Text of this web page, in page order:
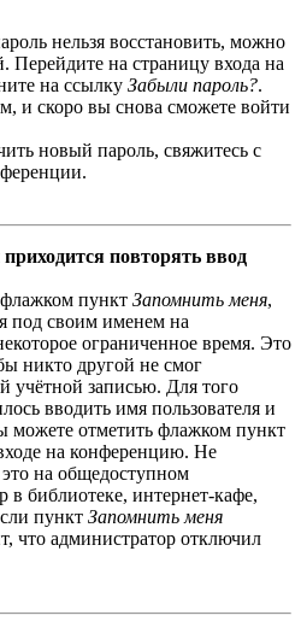
нельзя восстановить, можно
Перейдите на страницу входа на
на ссылку Забыли пароль?.
и скоро вы снова сможете войти
новый пароль, свяжитесь с
повторять ввод
пункт Запомнить меня,
под своим именем на
ограниченное время. Это
никто другой не смог
учётной записью. Для того
вводить имя пользователя и
можете отметить флажком пункт
на конференцию. Не
это на общедоступном
в библиотеке, интернет-кафе,
пункт Запомнить меня
что администратор отключил